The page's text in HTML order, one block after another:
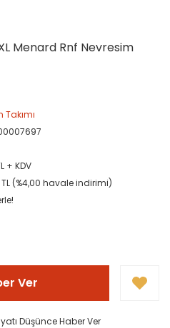
Menard Rnf Nevresim
Takımı
+ KDV
TL (%4,00 havale indirimi)
Ver
Düşünce Haber Ver